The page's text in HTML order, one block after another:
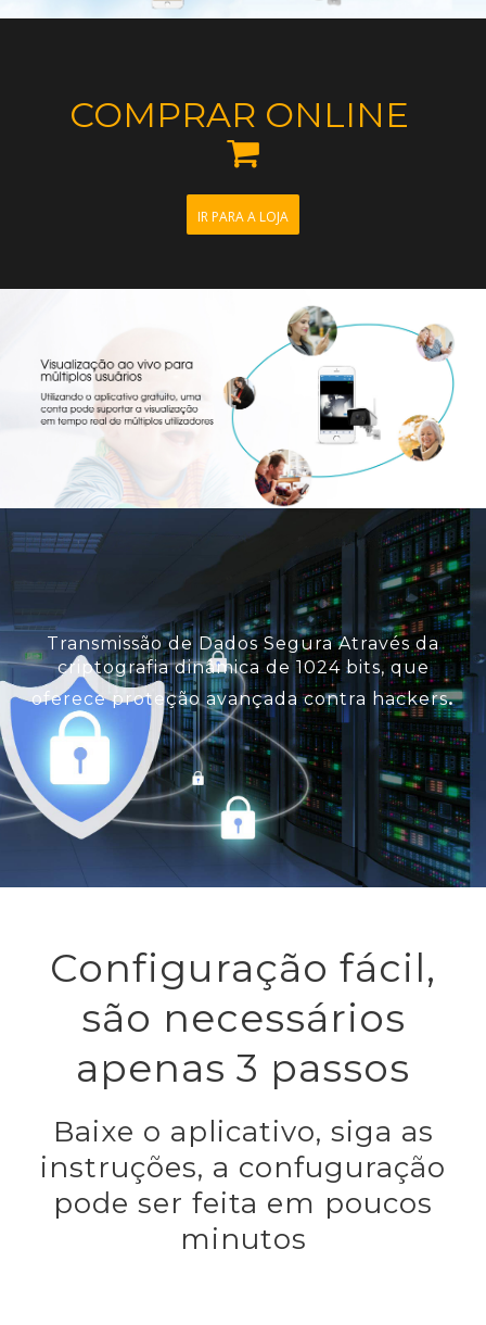
COMPRAR ONLINE

IR PARA A LOJA
Transmissão de Dados Segura Através da
criptografia dinâmica de 1024 bits, que
oferece proteção avançada contra hackers.
Configuração fácil,
são necessários
apenas 3 passos
Baixe o aplicativo, siga as
instruções, a confuguração
pode ser feita em poucos
minutos